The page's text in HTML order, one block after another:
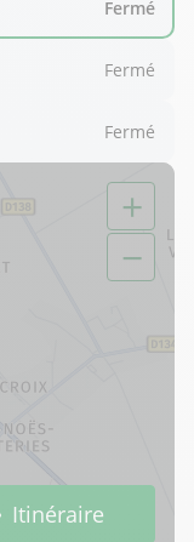
Fermé
Fermé
Fermé
+
−
Itinéraire